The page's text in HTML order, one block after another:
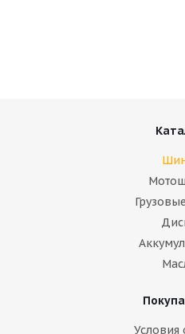
Bridgestone Blizzak LM001
Условия